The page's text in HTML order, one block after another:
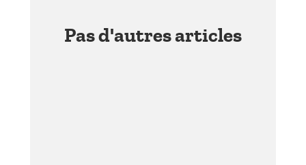
Pas d'autres articles